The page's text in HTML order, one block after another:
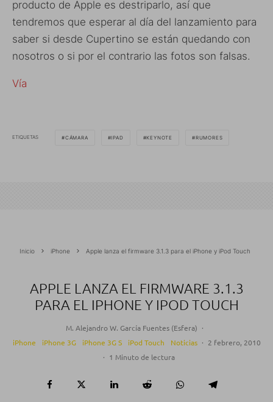
producto de Apple es destriparlo, así que
tendremos que esperar al día del lanzamiento para
saber si desde Cupertino se están quedando con
nosotros o si por el contrario las fotos son falsas.
Vía
ETIQUETAS CÁMARA IPAD KEYNOTE RUMORES
Inicio iPhone Apple lanza el firmware 3.1.3 para el iPhone y iPod Touch
APPLE LANZA EL FIRMWARE 3.1.3
PARA EL IPHONE Y IPOD TOUCH
M. Alejandro W. García Fuentes (Esfera) ·
iPhone
iPhone 3G iPhone 3G S iPod Touch Noticias · 2 febrero, 2010
· 1 Minuto de lectura